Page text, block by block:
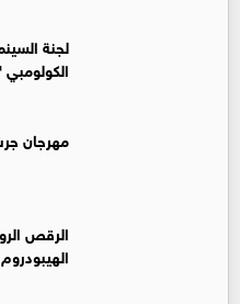
لجنة
مهرجان
الرقص